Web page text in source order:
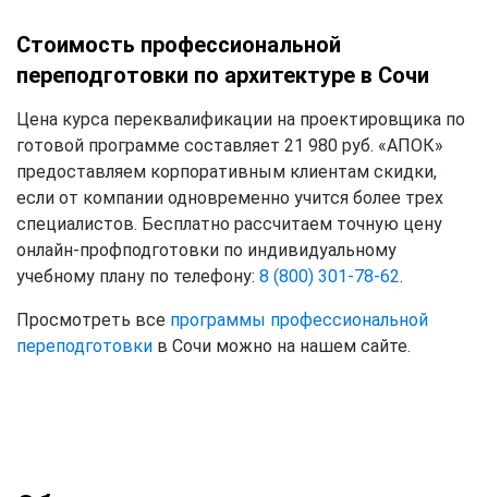
Стоимость профессиональной
переподготовки по архитектуре в Сочи
Цена курса переквалификации на проектировщика по
готовой программе составляет 21 980 руб. «АПОК»
предоставляем корпоративным клиентам скидки,
если от компании одновременно учится более трех
специалистов. Бесплатно рассчитаем точную цену
онлайн-профподготовки по индивидуальному
учебному плану по телефону: 8 (800) 301-78-62.
Просмотреть все программы профессиональной
переподготовки в Сочи можно на нашем сайте.